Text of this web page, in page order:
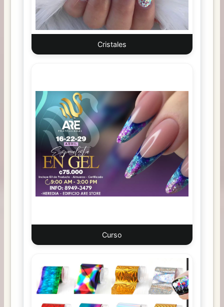
Cristales
Curso